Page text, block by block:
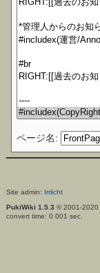
ページ名:
Site admin: Irrlicht
PukiWiki 1.5.3 © 2001-2020
convert time: 0.001 sec.